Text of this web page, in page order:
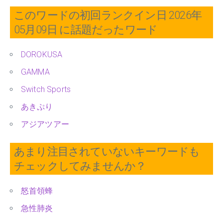
このワードの初回ランクイン日 2026年
05月09日 に話題だったワード
DOROKUSA
GAMMA
Switch Sports
あきぷり
アジアツアー
あまり注目されていないキーワードも
チェックしてみませんか？
怒首領蜂
急性肺炎